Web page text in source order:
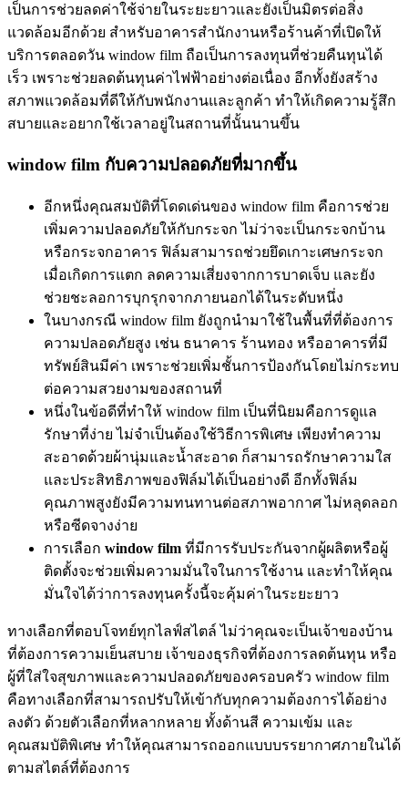
เป็นการช่วยลดค่าใช้จ่ายในระยะยาวและยังเป็นมิตรต่อสิ่ง
แวดล้อมอีกด้วย สำหรับอาคารสำนักงานหรือร้านค้าที่เปิดให้
บริการตลอดวัน window film ถือเป็นการลงทุนที่ช่วยคืนทุนได้
เร็ว เพราะช่วยลดต้นทุนค่าไฟฟ้าอย่างต่อเนื่อง อีกทั้งยังสร้าง
สภาพแวดล้อมที่ดีให้กับพนักงานและลูกค้า ทำให้เกิดความรู้สึก
สบายและอยากใช้เวลาอยู่ในสถานที่นั้นนานขึ้น
window film กับความปลอดภัยที่มากขึ้น
อีกหนึ่งคุณสมบัติที่โดดเด่นของ window film คือการช่วย
เพิ่มความปลอดภัยให้กับกระจก ไม่ว่าจะเป็นกระจกบ้าน
หรือกระจกอาคาร ฟิล์มสามารถช่วยยึดเกาะเศษกระจก
เมื่อเกิดการแตก ลดความเสี่ยงจากการบาดเจ็บ และยัง
ช่วยชะลอการบุกรุกจากภายนอกได้ในระดับหนึ่ง
ในบางกรณี window film ยังถูกนำมาใช้ในพื้นที่ที่ต้องการ
ความปลอดภัยสูง เช่น ธนาคาร ร้านทอง หรืออาคารที่มี
ทรัพย์สินมีค่า เพราะช่วยเพิ่มชั้นการป้องกันโดยไม่กระทบ
ต่อความสวยงามของสถานที่
หนึ่งในข้อดีที่ทำให้ window film เป็นที่นิยมคือการดูแล
รักษาที่ง่าย ไม่จำเป็นต้องใช้วิธีการพิเศษ เพียงทำความ
สะอาดด้วยผ้านุ่มและน้ำสะอาด ก็สามารถรักษาความใส
และประสิทธิภาพของฟิล์มได้เป็นอย่างดี อีกทั้งฟิล์ม
คุณภาพสูงยังมีความทนทานต่อสภาพอากาศ ไม่หลุดลอก
หรือซีดจางง่าย
การเลือก window film ที่มีการรับประกันจากผู้ผลิตหรือผู้
ติดตั้งจะช่วยเพิ่มความมั่นใจในการใช้งาน และทำให้คุณ
มั่นใจได้ว่าการลงทุนครั้งนี้จะคุ้มค่าในระยะยาว
ทางเลือกที่ตอบโจทย์ทุกไลฟ์สไตล์ ไม่ว่าคุณจะเป็นเจ้าของบ้าน
ที่ต้องการความเย็นสบาย เจ้าของธุรกิจที่ต้องการลดต้นทุน หรือ
ผู้ที่ใส่ใจสุขภาพและความปลอดภัยของครอบครัว window film
คือทางเลือกที่สามารถปรับให้เข้ากับทุกความต้องการได้อย่าง
ลงตัว ด้วยตัวเลือกที่หลากหลาย ทั้งด้านสี ความเข้ม และ
คุณสมบัติพิเศษ ทำให้คุณสามารถออกแบบบรรยากาศภายในได้
ตามสไตล์ที่ต้องการ